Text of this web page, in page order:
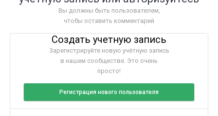
Вы должны быть пользователем,
чтобы оставить комментарий
Создать учетную запись
Зарегистрируйте новую учётную запись
в нашем сообществе. Это очень
просто!
Регистрация нового пользователя